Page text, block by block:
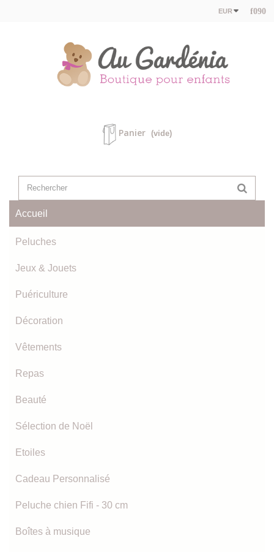
EUR
Panier (vide)
Accueil
Peluches
Jeux & Jouets
Puériculture
Décoration
Vêtements
Repas
Beauté
Sélection de Noël
Etoiles
Cadeau Personnalisé
Peluche chien Fifi - 30 cm
Boîtes à musique